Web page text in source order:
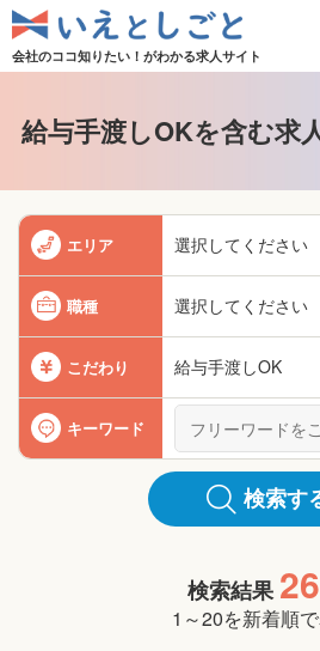
会社のココ知りたい！がわかる求人サイト
給与手渡しOKを含む求
エリア 選択してください
職種 選択してください
こだわり 給与手渡しOK
キーワード
検索す
検索結果 26
1～20を新着順